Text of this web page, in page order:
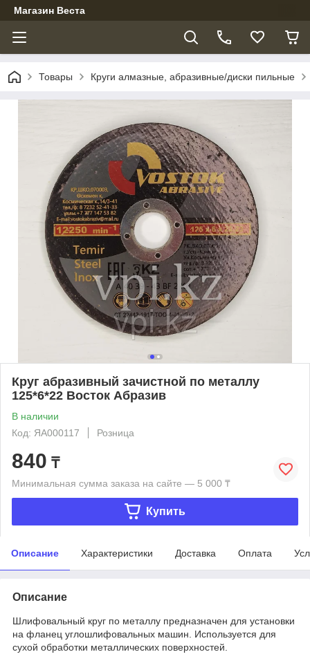
Магазин Веста
Товары Круги алмазные, абразивные/диски пильные
Круг абразивный зачистной по металлу
125*6*22 Восток Абразив
В наличии
Код: ЯА000117
Розница
840 ₸
Минимальная сумма заказа на сайте — 5 000 ₸
Купить
Описание Характеристики Доставка Оплата
Описание
Шлифовальный круг по металлу предназначен для установки
на фланец углошлифовальных машин. Используется для
сухой обработки металлических поверхностей.